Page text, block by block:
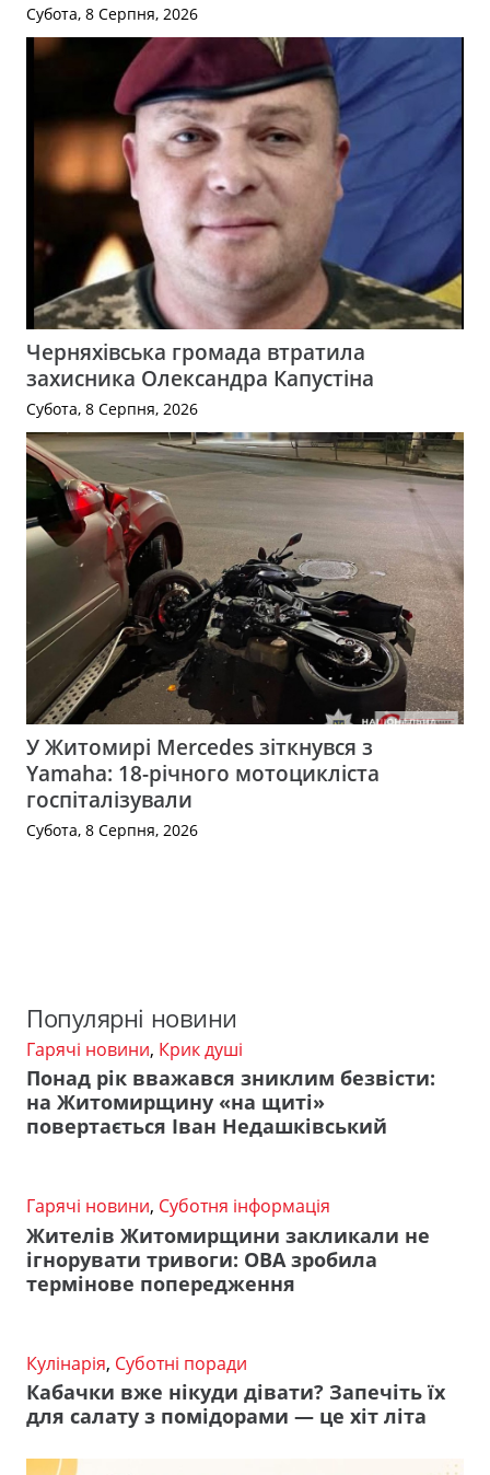
Субота, 8 Серпня, 2026
Черняхівська громада втратила
захисника Олександра Капустіна
Субота, 8 Серпня, 2026
У Житомирі Mercedes зіткнувся з
Yamaha: 18-річного мотоцикліста
госпіталізували
Субота, 8 Серпня, 2026
Популярні новини
Гарячі новини, Крик душі
Понад рік вважався зниклим безвісти:
на Житомирщину «на щиті»
повертається Іван Недашківський
Гарячі новини, Суботня інформація
Жителів Житомирщини закликали не
ігнорувати тривоги: ОВА зробила
термінове попередження
Кулінарія, Суботні поради
Кабачки вже нікуди дівати? Запечіть їх
для салату з помідорами — це хіт літа